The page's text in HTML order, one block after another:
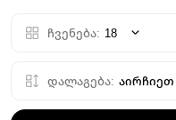
ჩვენება: 18
დალაგება: